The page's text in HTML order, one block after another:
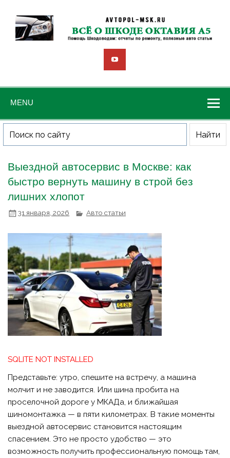
MENU
Выездной автосервис в Москве: как
быстро вернуть машину в строй без
лишних хлопот
31 января, 2026 Авто статьи
SQLITE NOT INSTALLED
Представьте: утро, спешите на встречу, а машина
молчит и не заводится. Или шина пробита на
проселочной дороге у МКАДа, и ближайшая
шиномонтажка — в пяти километрах. В такие моменты
выездной автосервис становится настоящим
спасением. Это не просто удобство — это
возможность получить профессиональную помощь там,